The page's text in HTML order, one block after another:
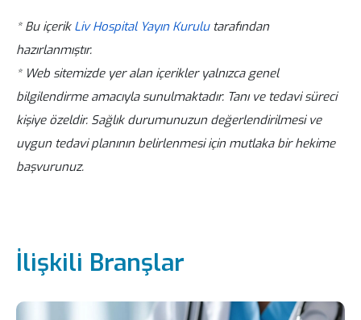
* Bu içerik Liv Hospital Yayın Kurulutarafından
hazırlanmıştır.
* Web sitemizde yer alan içerikler yalnızca genel
bilgilendirme amacıyla sunulmaktadır. Tanı ve tedavi süreci
kişiye özeldir. Sağlık durumunuzun değerlendirilmesi ve
uygun tedavi planının belirlenmesi için mutlaka bir hekime
başvurunuz.
İlişkili Branşlar